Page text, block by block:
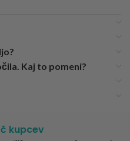
Kaj to pomeni?
kupcev